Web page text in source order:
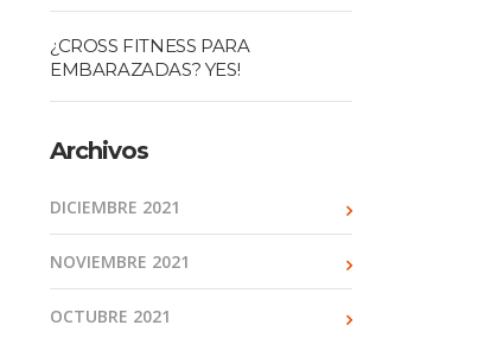
¿CROSS FITNESS PARA
EMBARAZADAS? YES!
Archivos
DICIEMBRE 2021
NOVIEMBRE 2021
OCTUBRE 2021